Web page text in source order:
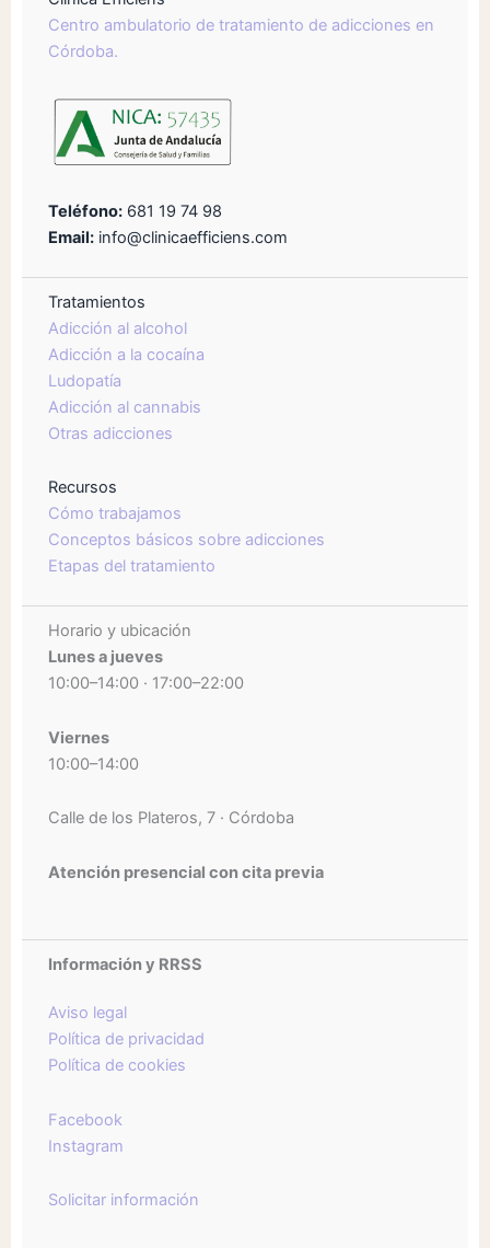
Centro ambulatorio de tratamiento de adicciones en
Córdoba.
Teléfono: 681 19 74 98
Email: info@clinicaefficiens.com
Tratamientos
Adicción al alcohol
Adicción a la cocaína
Ludopatía
Adicción al cannabis
Otras adicciones
Recursos
Cómo trabajamos
Conceptos básicos sobre adicciones
Etapas del tratamiento
Horario y ubicación
Lunes a jueves
10:00–14:00 · 17:00–22:00
Viernes
10:00–14:00
Calle de los Plateros, 7 · Córdoba
Atención presencial con cita previa
Información y RRSS
Aviso legal
Política de privacidad
Política de cookies
Facebook
Instagram
Solicitar información